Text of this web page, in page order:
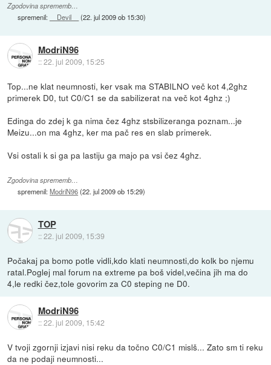
Zgodovina sprememb…
spremenil: __Devil__ (22. jul 2009 ob 15:30)
ModriN96
::22. jul 2009, 15:25
Top...ne klat neumnosti, ker vsak ma STABILNO več kot 4,2ghz
primerek D0, tut C0/C1 se da sabilizerat na več kot 4ghz ;)
Edinga do zdej k ga nima čez 4ghz stsbilizeranga poznam...je
Meizu...on ma 4ghz, ker ma pač res en slab primerek.
Vsi ostali k si ga pa lastiju ga majo pa vsi čez 4ghz.
Zgodovina sprememb…
spremenil:ModriN96(22. jul 2009 ob 15:29)
TOP
::22. jul 2009, 15:39
Počakaj pa bomo potle vidli,kdo klati neumnosti,do kolk bo njemu
ratal.Poglej mal forum na extreme pa boš videl,večina jih ma do
4,le redki čez,tole govorim za C0 steping ne D0.
ModriN96
::22. jul 2009, 15:42
V tvoji zgornji izjavi nisi reku da točno C0/C1 mislš... Zato sm ti reku
da ne podaji neumnosti...